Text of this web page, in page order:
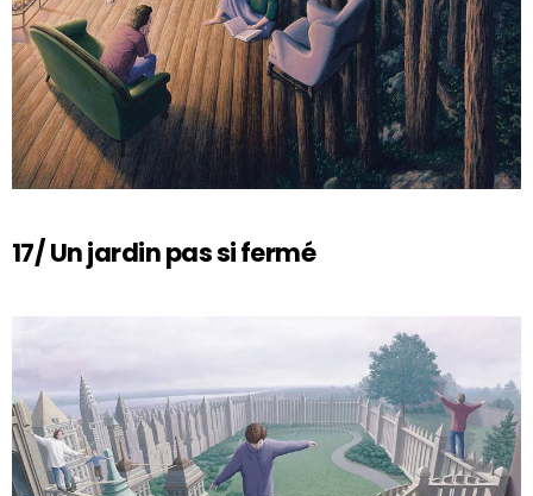
17/ Un jardin pas si fermé